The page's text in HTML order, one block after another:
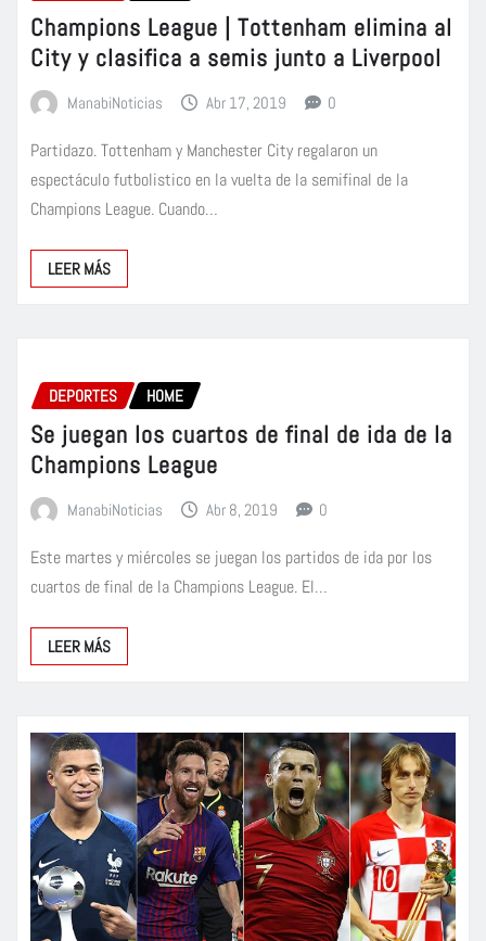
Champions League | Tottenham elimina al
City y clasifica a semis junto a Liverpool
ManabiNoticias Abr 17, 2019 0
Partidazo. Tottenham y Manchester City regalaron un
espectáculo futbolistico en la vuelta de la semifinal de la
Champions League. Cuando…
LEER MÁS
DEPORTES HOME
Se juegan los cuartos de final de ida de la
Champions League
ManabiNoticias Abr 8, 2019 0
Este martes y miércoles se juegan los partidos de ida por los
cuartos de final de la Champions League. El…
LEER MÁS